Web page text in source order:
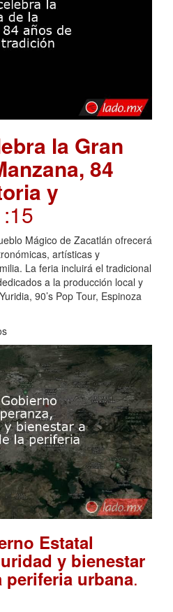
la Gran
84
y
Mágico de Zacatlán ofrecerá
artísticas y
La feria incluirá el tradicional
a la producción local y
90’s Pop Tour, Espinoza
Estatal
y bienestar
periferia urbana.